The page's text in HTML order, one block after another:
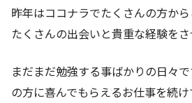
昨年はココナラでたくさんの方から
たくさんの出会いと貴重な経験を
まだまだ勉強する事ばかりの日々
の方に喜んでもらえるお仕事を続